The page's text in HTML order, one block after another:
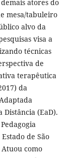
atores do
mesa/tabuleiro
alvo da
visa a
técnicas
de
terapêutica
da
Distância (EaD).
de São
como